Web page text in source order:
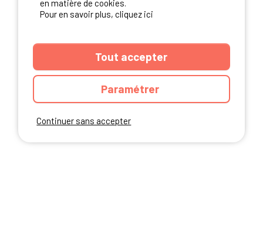
Continuer sans accepter
en matière de cookies.
Pour en savoir plus, cliquez ici
Tout accepter
Paramétrer